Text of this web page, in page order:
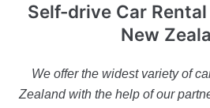
Self-drive Car
New
We offer the widest variety of
Zealand with the help of our